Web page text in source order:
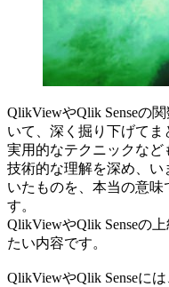
QlikViewやQlik Senseの
いて、深く掘り下げてま
実用的なテクニックなど
技術的な理解を深め、い
いたものを、本当の意味
す。
QlikViewやQlik Senseの
たい内容です。
QlikViewやQlik Senseに